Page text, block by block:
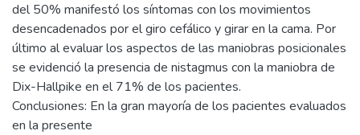
del 50% manifestó los síntomas con los movimientos
desencadenados por el giro cefálico y girar en la cama. Por
último al evaluar los aspectos de las maniobras posicionales
se evidenció la presencia de nistagmus con la maniobra de
Dix-Hallpike en el 71% de los pacientes.
Conclusiones: En la gran mayoría de los pacientes evaluados
en la presente